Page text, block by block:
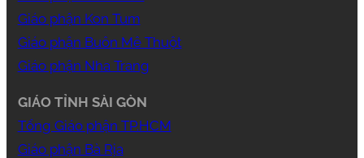
Giáo phận Kon Tum
Giáo phận Buôn Mê Thuột
Giáo phận Nha Trang
GIÁO TỈNH SÀI GÒN
Tổng Giáo phận TP.HCM
Giáo phận Bà Rịa